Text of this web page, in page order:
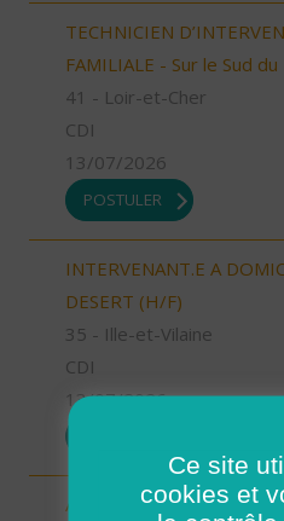
TECHNICIEN
FAMILIALE - Sur le Sud
41 - Loir-et-Cher
CDI
13/07/2026
POSTULER
INTERVENANT.E A
DESERT (H/F)
35 - Ille-et-Vilaine
CDI
13/07/2026
Aide à domicile Cléon
Ce site
cookies et